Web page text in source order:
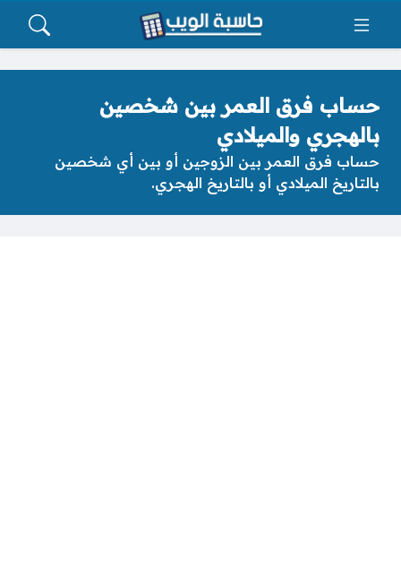
حساب فرق العمر بين شخصين
بالهجري والميلادي
حساب فرق العمر بين الزوجين أو بين أي شخصين
بالتاريخ الميلادي أو بالتاريخ الهجري.